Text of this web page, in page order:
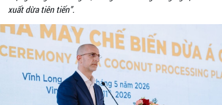
xuất dừa tiên tiến”.